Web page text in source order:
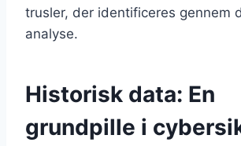
trusler, der identificeres gennem
analyse.
Historisk data: En
grundpille i